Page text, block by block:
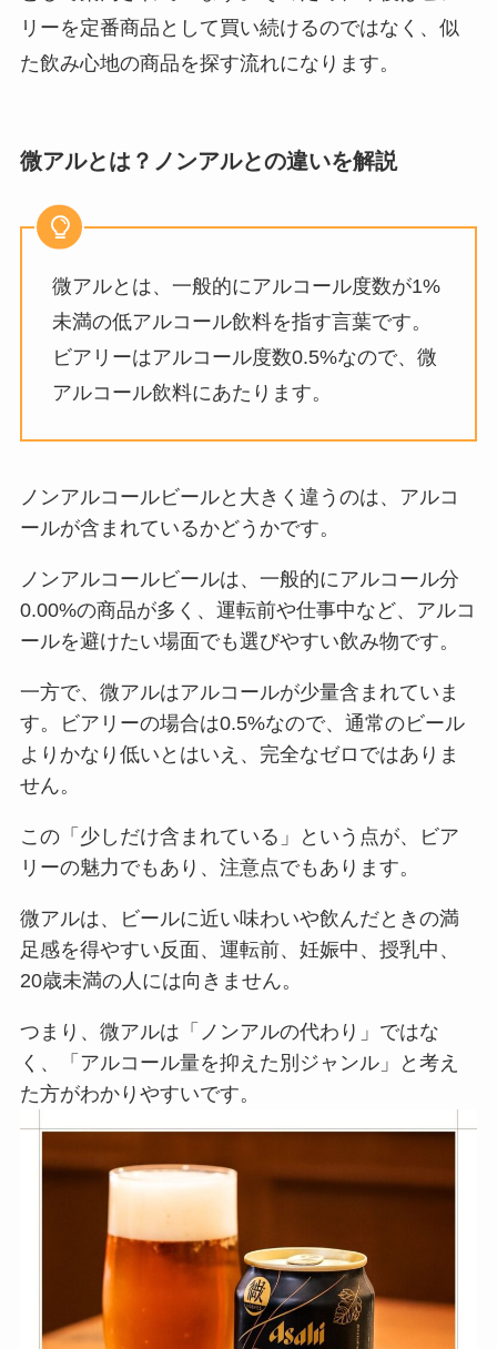
リーを定番商品として買い続けるのではなく、似
た飲み心地の商品を探す流れになります。
微アルとは？ノンアルとの違いを解説
微アルとは、一般的にアルコール度数が1%
未満の低アルコール飲料を指す言葉です。
ビアリーはアルコール度数0.5%なので、微
アルコール飲料にあたります。
ノンアルコールビールと大きく違うのは、アルコ
ールが含まれているかどうかです。
ノンアルコールビールは、一般的にアルコール分
0.00%の商品が多く、運転前や仕事中など、アルコ
ールを避けたい場面でも選びやすい飲み物です。
一方で、微アルはアルコールが少量含まれていま
す。ビアリーの場合は0.5%なので、通常のビール
よりかなり低いとはいえ、完全なゼロではありま
せん。
この「少しだけ含まれている」という点が、ビア
リーの魅力でもあり、注意点でもあります。
微アルは、ビールに近い味わいや飲んだときの満
足感を得やすい反面、運転前、妊娠中、授乳中、
20歳未満の人には向きません。
つまり、微アルは「ノンアルの代わり」ではな
く、「アルコール量を抑えた別ジャンル」と考え
た方がわかりやすいです。